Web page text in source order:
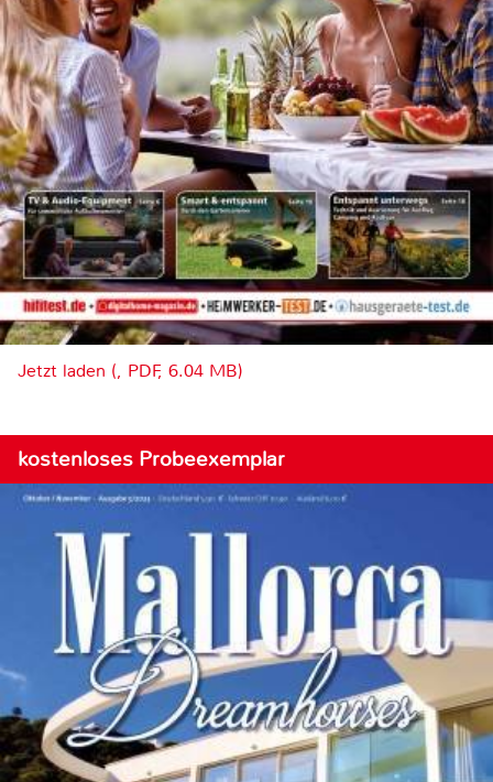
Jetzt laden (, PDF, 6.04 MB)
kostenloses Probeexemplar